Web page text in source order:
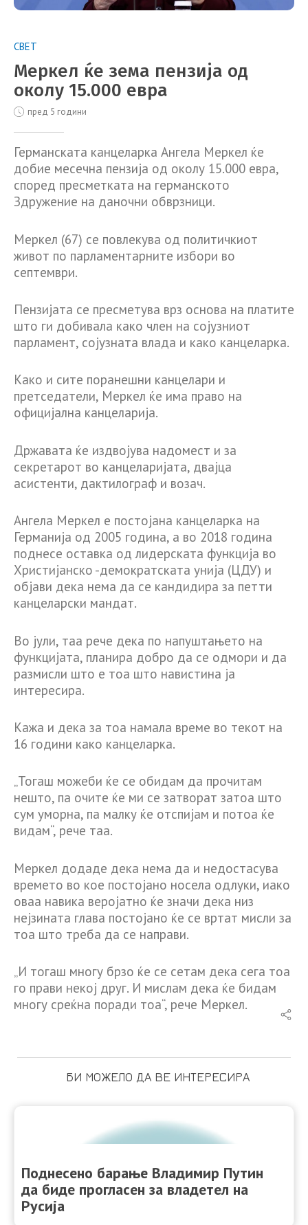
СВЕТ
Меркел ќе зема пензија од
околу 15.000 евра
пред 5 години
Германската канцеларка Ангела Меркел ќе
добие месечна пензија од околу 15.000 евра,
според пресметката на германското
Здружение на даночни обврзници.
Меркел (67) се повлекува од политичкиот
живот по парламентарните избори во
септември.
Пензијата се пресметува врз основа на платите
што ги добивала како член на сојузниот
парламент, сојузната влада и како канцеларка.
Како и сите поранешни канцелари и
претседатели, Меркел ќе има право на
официјална канцеларија.
Државата ќе издвојува надомест и за
секретарот во канцеларијата, двајца
асистенти, дактилограф и возач.
Ангела Меркел е постојана канцеларка на
Германија од 2005 година, а во 2018 година
поднесе оставка од лидерската функција во
Христијанско -демократската унија (ЦДУ) и
објави дека нема да се кандидира за петти
канцеларски мандат.
Во јули, таа рече дека по напуштањето на
функцијата, планира добро да се одмори и да
размисли што е тоа што навистина ја
интересира.
Кажа и дека за тоа намала време во текот на
16 години како канцеларка.
„Тогаш можеби ќе се обидам да прочитам
нешто, па очите ќе ми се затворат затоа што
сум уморна, па малку ќе отспијам и потоа ќе
видам“, рече таа.
Меркел додаде дека нема да и недостасува
времето во кое постојано носела одлуки, иако
оваа навика веројатно ќе значи дека низ
нејзината глава постојано ќе се вртат мисли за
тоа што треба да се направи.
„И тогаш многу брзо ќе се сетам дека сега тоа
го прави некој друг. И мислам дека ќе бидам
многу среќна поради тоа“, рече Меркел.
БИ МОЖЕЛО ДА ВЕ ИНТЕРЕСИРА
Поднесено барање Владимир Путин
да биде прогласен за владетел на
Русија